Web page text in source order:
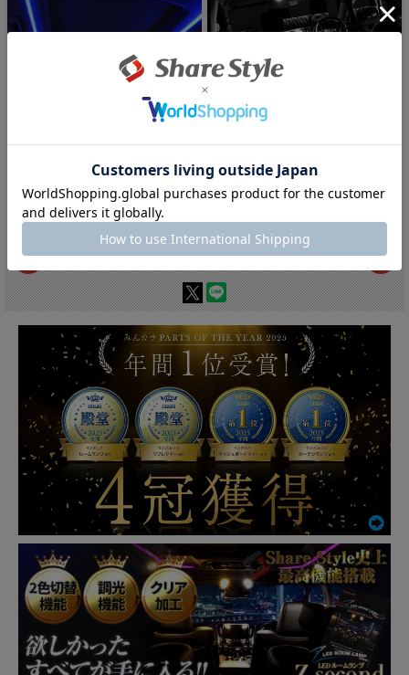
【まとめ割引対象商品】 アルファード
【10%OFF!!】サマーセール開催
中！:5,292円(税込)
アルファード 30系 ヴェルファイア 3...
【10%OFF!!】サマーセール開催
中！:6,642円(税込)